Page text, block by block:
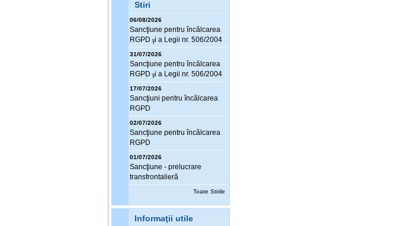
Stiri
06/08/2026
Sancţiune pentru încălcarea
RGPD şi a Legii nr. 506/2004
31/07/2026
Sancţiune pentru încălcarea
RGPD şi a Legii nr. 506/2004
17/07/2026
Sancţiuni pentru încălcarea
RGPD
02/07/2026
Sancţiune pentru încălcarea
RGPD
01/07/2026
Sancţiune - prelucrare
transfrontalieră
Toate Stirile
Informaţii utile